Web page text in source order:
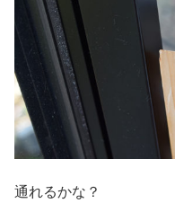
通れるかな？